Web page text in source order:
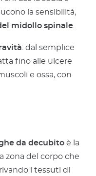
la sensibilità,
midollo spinale
: dal semplice
fino alle ulcere
e ossa, con
da decubito è la
zona del corpo che
i tessuti di